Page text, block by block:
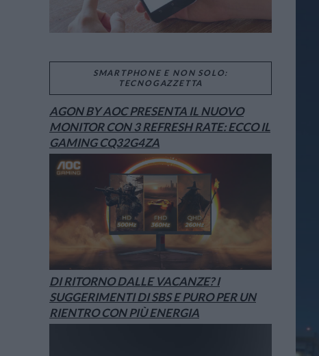
SMARTPHONE E NON SOLO:
TECNOGAZZETTA
AGON BY AOC PRESENTA IL NUOVO
MONITOR CON 3 REFRESH RATE: ECCO IL
GAMING CQ32G4ZA
DI RITORNO DALLE VACANZE? I
SUGGERIMENTI DI SBS E PURO PER UN
RIENTRO CON PIÙ ENERGIA